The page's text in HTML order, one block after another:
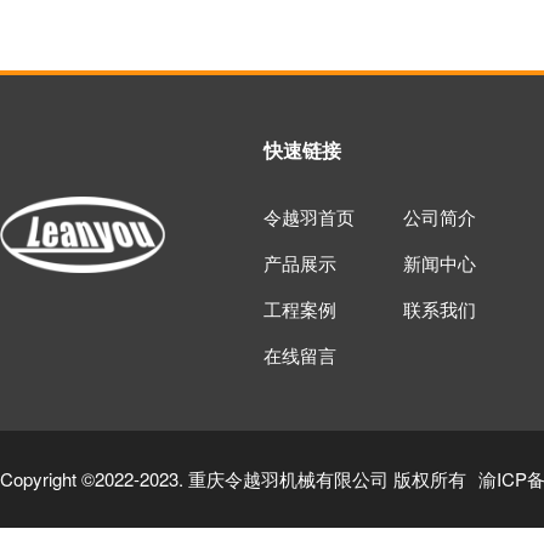
快速链接
令越羽首页
公司简介
产品展示
新闻中心
工程案例
联系我们
在线留言
Copyright ©2022-2023. 重庆令越羽机械有限公司 版权所有 渝ICP